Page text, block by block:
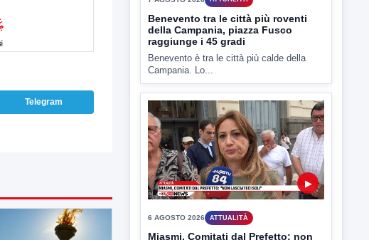
Telegram
▶
7 AGOSTO 2026 ATTUALITÀ
Benevento tra le città più roventi
della Campania, piazza Fusco
raggiunge i 45 gradi
Benevento è tra le città più calde della
Campania. Lo...